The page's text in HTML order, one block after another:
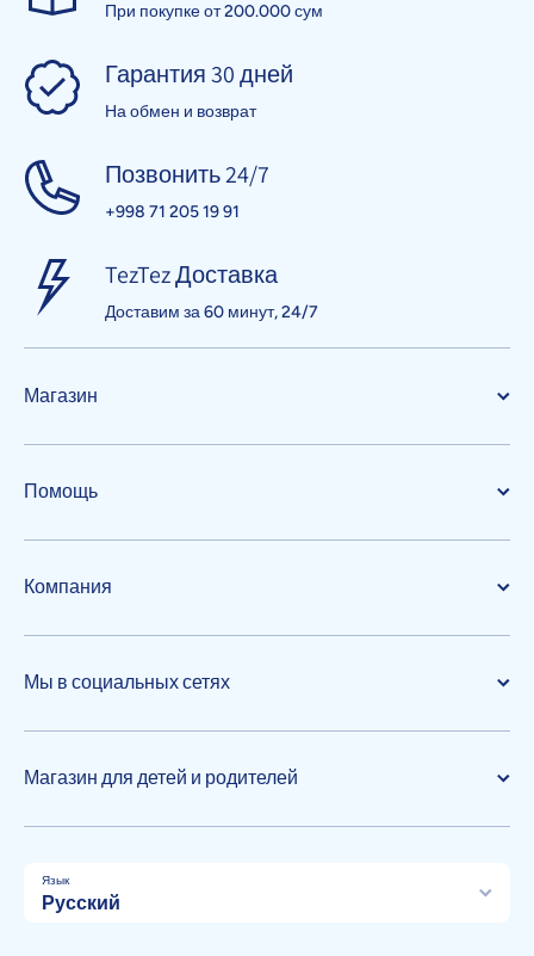
При покупке от 200.000 сум
Гарантия 30 дней
На обмен и возврат
Позвонить 24/7
+998 71 205 19 91
TezTez Доставка
Доставим за 60 минут, 24/7
Магазин
Помощь
Компания
Мы в социальных сетях
Магазин для детей и родителей
Язык
Русский